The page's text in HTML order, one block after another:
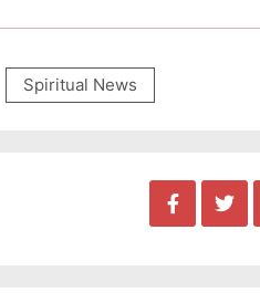
Spiritual News